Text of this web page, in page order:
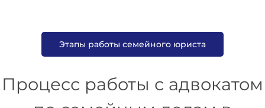
Этапы работы семейного юриста
Процесс работы с адвокатом